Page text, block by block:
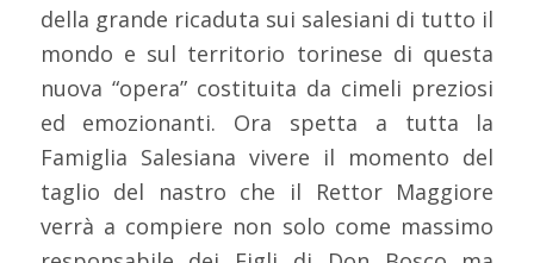
della grande ricaduta sui salesiani di tutto il
mondo e sul territorio torinese di questa
nuova “opera” costituita da cimeli preziosi
ed emozionanti. Ora spetta a tutta la
Famiglia Salesiana vivere il momento del
taglio del nastro che il Rettor Maggiore
verrà a compiere non solo come massimo